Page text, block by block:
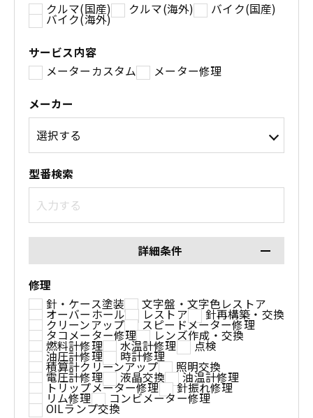
クルマ(国産)
クルマ(海外) バイク(国産)
バイク(海外)
サービス内容
メーターカスタム
メーター修理
メーカー
型番検索
詳細条件
修理
針・ケース塗装
文字盤・文字色レストア
オーバーホール レストア 針再構築・交換
クリーンアップ スピードメーター修理
タコメーター修理 レンズ作成・交換
燃料計修理 水温計修理 点検
油圧計修理 時計修理
積算計クリーンアップ 照明交換
電圧計修理 液晶交換 油温計修理
トリップメーター修理 針振れ修理
リム修理 コンビメーター修理
OILランプ交換